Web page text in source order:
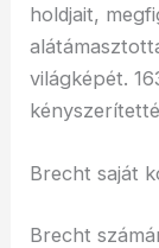
holdjait,
világképét.
Brecht saját
Brecht